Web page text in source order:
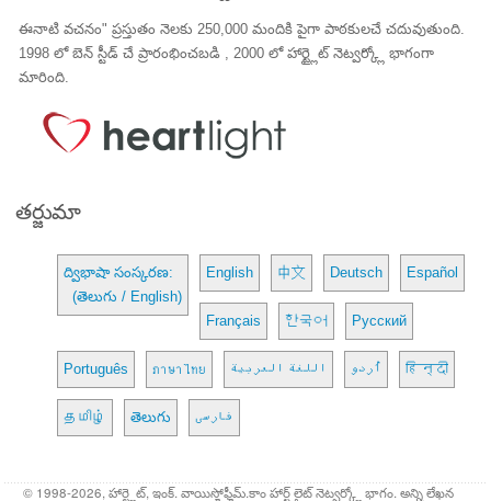
ఈనాటి వచనం" ప్రస్తుతం నెలకు 250,000 మందికి పైగా పాఠకులచే చదువుతుంది.
1998 లో బెన్ స్టీడ్ చే ప్రారంభించబడి , 2000 లో హార్ట్లైట్ నెట్వర్క్లో భాగంగా
మారింది.
తర్జుమా
ద్విభాషా సంస్కరణ:
(తెలుగు / English)
English 中文 Deutsch Español
Français 한국어 Русский
Português ภาษาไทย اللغة العربية اُردو हिन्दी
தமிழ் తెలుగు فارسی
© 1998-2026, హార్ట్లైట్, ఇంక్. వాయిస్హోఫ్హీమ్.కాం హార్ట్ లైట్ నెట్వర్క్లో భాగం. అన్ని లేఖన